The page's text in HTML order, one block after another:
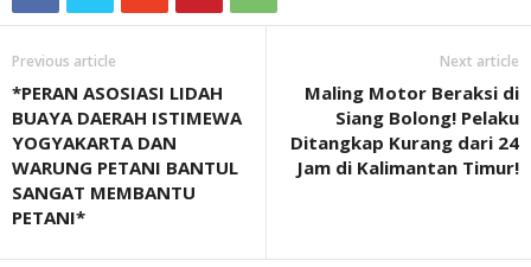
Previous article
*PERAN ASOSIASI LIDAH
BUAYA DAERAH ISTIMEWA
YOGYAKARTA DAN
WARUNG PETANI BANTUL
SANGAT MEMBANTU
PETANI*
Next article
Maling Motor Beraksi di
Siang Bolong! Pelaku
Ditangkap Kurang dari 24
Jam di Kalimantan Timur!